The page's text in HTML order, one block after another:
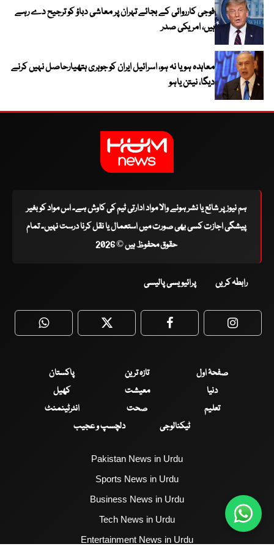
فوجی کارروائی کے بجائے تہران پر معاشی دباؤ کو ترجیح دے رہے
ہیں، امریکی صدر
معاہدہ ہو یا نہ ہو، اسرائیل ایران کو جوہری ہتھیارحاصل نہیں کرنے
دیگا، نیتن یاہو
ہم نیوز پر شائع یا نشر ہونے والا مواد ادارتی ٹیم کی کاوش ہے۔ اس مواد کو بغیر
پیشگی اجازت کسی بھی صورت میں استعمال یا نقل کرنا درست نہیں۔ تمام
حقوق محفوظ ہیں © 2026
رابطہ کریں پرائیویسی پالیسی
WhatsApp Twitter Facebook
صفحۂ اول تازہ ترین
پاکستان
دنیا
معیشت
کھیل
تعلیم
صحت
انٹرٹینمنٹ
ٹیکنالوجی
دلچسپ و عجیب
Pakistan News in Urdu
Sports News in Urdu
Business News in Urdu
Tech News in Urdu
Entertainment News in Urdu